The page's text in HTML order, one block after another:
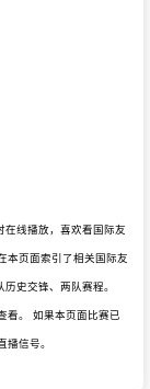
在线播放，喜欢看国际友
本页面索引了相关国际友
史交锋、两队赛程。
看。 如果本页面比赛已
信号。